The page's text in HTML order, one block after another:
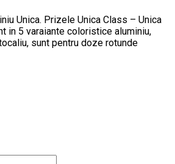
Unica. Prizele Unica Class – Unica
in 5 varaiante coloristice aluminiu,
sunt pentru doze rotunde